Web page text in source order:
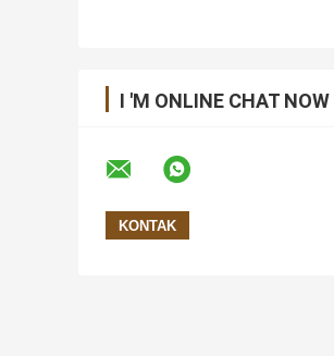
I 'M ONLINE CHAT NOW